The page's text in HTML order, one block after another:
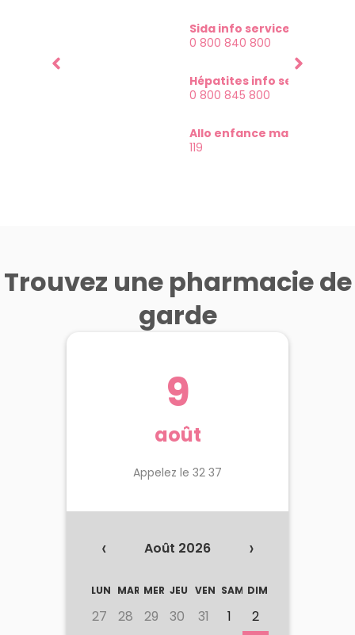
Pompiers
Sida info services
0 800 840 800
Hépatites info service
0 800 845 800
Allo enfance maltraitée
119
Trouvez une pharmacie de
garde
9
août
Appelez le 32 37
‹ Août 2026 ›
LUN MAR MER JEU VEN SAM DIM
27 28 29 30 31 1
2